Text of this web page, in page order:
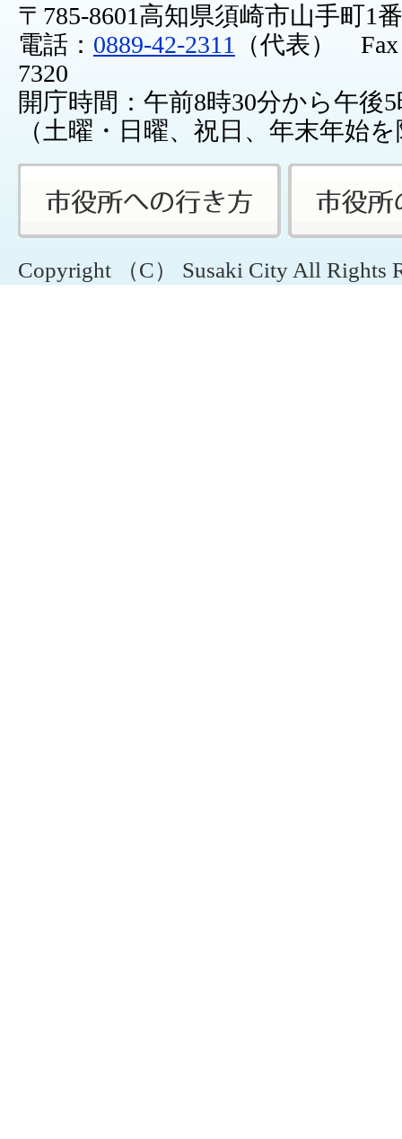
〒785-8601高知県須崎市山手町1
電話： 0889-42-2311
（代表） Fax
7320
開庁時間：午前8時30分から午後
（土曜・日曜、祝日、年末年始
Copyright （C） Susaki City All Rights